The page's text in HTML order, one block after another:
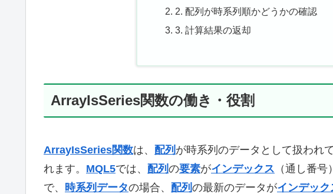
2. 配列が時系列順かどうかの確認
3. 計算結果の返却
ArrayIsSeries関数の働き・役割
ArrayIsSeries関数は、 配列 が時系列のデータとして扱われ
れます。 MQL5では、 配列 の要素がインデックス （通し番
で、
時系列データの場合、 配列 の最新のデータがインデック